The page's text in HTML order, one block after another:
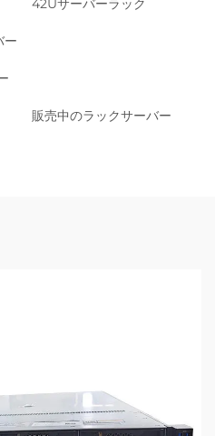
42Uサーバーラック
ー
販売中のラックサーバー